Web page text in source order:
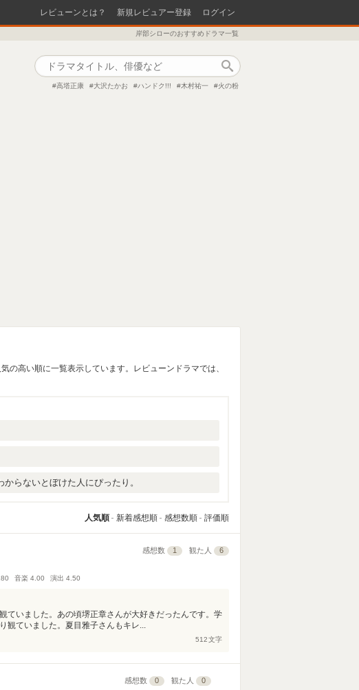
レビューンとは？ 新規レビュアー登録 ログイン
岸部シローのおすすめドラマ一覧
高塔正康 大沢たかお ハンドク!!! 木村祐一 火の粉
の高い順に一覧表示しています。レビューンドラマでは、
らないとぼけた人にぴったり。
人気順 新着感想順 感想数順 評価順
感想数 1 観た人 6
音楽 4.00 演出 4.50
ていました。あの頃堺正章さんが大好きだったんです。学
観ていました。夏目雅子さんもキレ...
512文字
感想数 0 観た人 0